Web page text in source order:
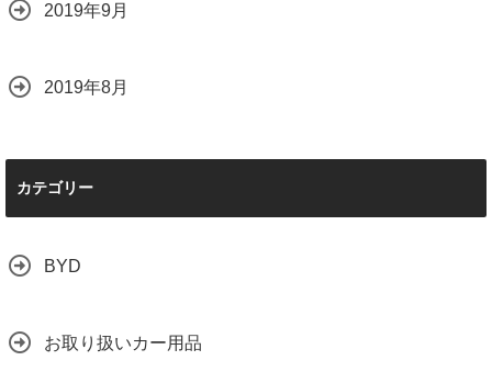
2019年9月
2019年8月
カテゴリー
BYD
お取り扱いカー用品